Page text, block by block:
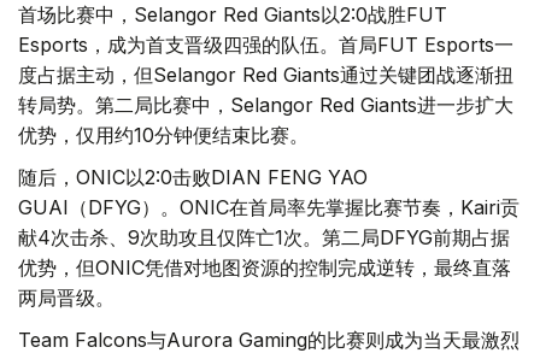
首场比赛中，Selangor Red Giants以2:0战胜FUT
Esports，成为首支晋级四强的队伍。首局FUT Esports一
度占据主动，但Selangor Red Giants通过关键团战逐渐扭
转局势。第二局比赛中，Selangor Red Giants进一步扩大
优势，仅用约10分钟便结束比赛。
随后，ONIC以2:0击败DIAN FENG YAO
GUAI（DFYG）。ONIC在首局率先掌握比赛节奏，Kairi贡
献4次击杀、9次助攻且仅阵亡1次。第二局DFYG前期占据
优势，但ONIC凭借对地图资源的控制完成逆转，最终直落
两局晋级。
Team Falcons与Aurora Gaming的比赛则成为当天最激烈